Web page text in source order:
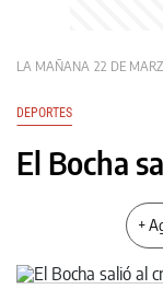
LA MAÑANA 22 DE
DEPORTES
El Bocha
+